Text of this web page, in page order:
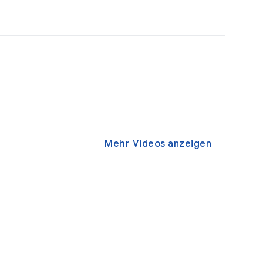
Mehr Videos anzeigen